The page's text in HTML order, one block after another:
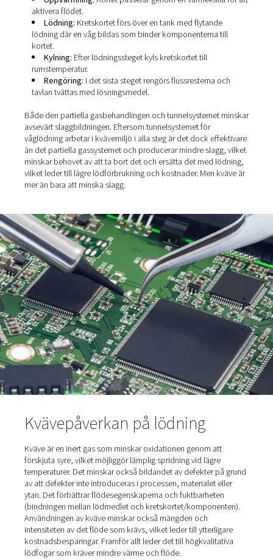
Steg i våglödningsprocessen
Följande steg ingår i våglödningen:
Fluxning:Flux (ett kemiskt medel som avlägsnar
sprayas på kretskortets undersida för att säkerställa
där lödning effektivt kan ske. Det avlägsnar oxiderna
på kortet och stiften. Det ger också bättre
Uppvärmning:Kortet passerar genom en
aktivera flödet.
Lödning:Kretskortet förs över en tank med
kortet.
Kylning:Efter lödningssteget kyls kretskortet till
rumstemperatur.
Rengöring:I det sista steget rengörs flussresterna
tavlan tvättas med lösningsmedel.
Både den partiella gasbehandlingen och
avsevärt slaggbildningen. Eftersom tunnelsystemet för
våglödning arbetar i kvävemiljö i alla steg är det dock
än det partiella gassystemet och producerar mindre
minskar behovet av att ta bort det och ersätta det med
vilket leder till lägre lödförbrukning och kostnader. Men
mer än bara att minska slagg.